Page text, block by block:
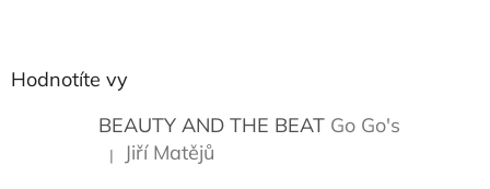
Hodnotíte vy
BEAUTY AND THE BEAT Go Go's
Hodnocení produktu je 5 z 5 hvězdiček.
| Jiří Matějů